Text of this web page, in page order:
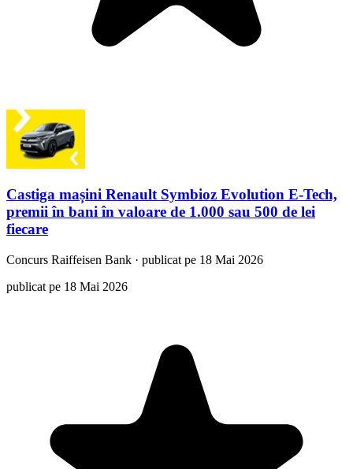
Castiga mașini Renault Symbioz Evolution E-Tech,
premii în bani în valoare de 1.000 sau 500 de lei
fiecare
Concurs Raiffeisen Bank · publicat pe 18 Mai 2026
publicat pe 18 Mai 2026